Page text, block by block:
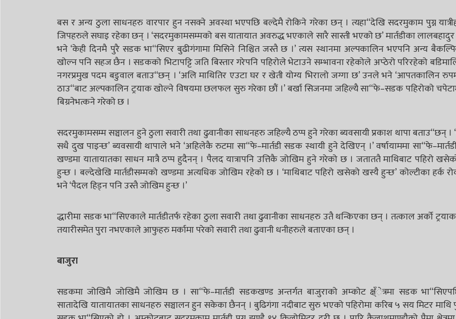
बस र अन्य ठुला साधनहरु वारपार हुन नसक्ने अवस्था भएपछि बल्देमै रोकिने गरेका छन् । त्यहा“देखि सदरमुकाम पुग्न
जिपहरुले सघाइ रहेका छन् । ‘सदरमुकामसम्मको बस यातायात अवरुद्ध भएकाले सारै सास्ती भएको छ’ मार्तडीका
भने ‘केही दिनमै पुरै सडक भा“सिएर बुढीगंगामा मिसिने निश्चित जस्तै छ ।’ त्यस स्थानमा अल्पकालिन भएपनि अन्य
खोल्न पनि सहज छैन । सडकको भिटापट्टि जति बिस्तार गरेपनि पहिरोले भेटाउने सम्भावना रहेकोले अप्ठेरो परिरहेको
नगरप्रमुख पदम बडुवाल बताउ“छन् । ‘अलि माथितिर एउटा घर र खेती योग्य भिरालो जग्गा छ’ उनले भने ‘आपतकालिन
ठाउ“बाट अल्पकालिन ट्रयाक खोल्ने विषयमा छलफल सुरु गरेका छौं ।’ बर्खा सिजनमा जहिल्यै सा“फे–सडक पहिरोको
बिग्रनेभत्कने गरेको छ ।
सदरमुकामसम्म सञ्चालन हुने ठुला सवारी तथा ढुवानीका साधनहरु जहिल्यै ठप्प हुने गरेका ब्यवसायी प्रकाश थापा बताउ“छन् ।
सधै दुख पाइन्छ’ ब्यवसायी थापाले भने ‘अहिलेकै रुटमा सा“फे–मार्तडी सडक स्थायी हुने देखिएन् ।’ वर्षायाममा
खण्डमा यातायातका साधन मात्रै ठप्प हुदैनन् । पैलद यात्रापनि उत्तिकै जोखिम हुने गरेको छ । जताततै माथिबाट पहिरो
हुन्छ । बल्देखेखि मार्तडीसम्मको खण्डमा अत्यधिक जोखिम रहेको छ । ‘माथिबाट पहिरो खसेको खस्यै हुन्छ’ कोल्टीका हर्क
भने ‘पैदल हिड्न पनि उस्तै जोखिम हुन्छ ।’
द्धारीमा सडक भा“सिएकाले मार्तडीतर्फ रहेका ठुला सवारी तथा ढुवानीका साधनहरु उतै थन्किएका छन् । तत्काल अर्को
तयारीसमेत पुरा नभएकाले आफुहरु मर्कामा परेको सवारी तथा ढुवानी धनीहरुले बताएका छन् ।
बाजुरा
सडकमा जोखिमै जोखिमै जोखिम छ । सा“फे–मार्तडी सडकखण्ड अन्तर्गत बाजुराको अम्कोट क्ष्ँेत्रमा सडक
सातादेखि यातायातका साधनहरु सञ्चालन हुन सकेका छैनन् । बुढिगंगा नदीबाट सुरु भएको पहिरोमा करिब ५ सय मिटर माथि